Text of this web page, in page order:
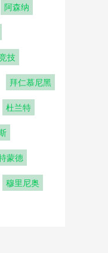
阿森纳
技
拜仁慕尼黑
杜兰特
蒙德
穆里尼奥